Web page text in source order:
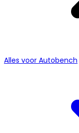
Alles voor Autobench